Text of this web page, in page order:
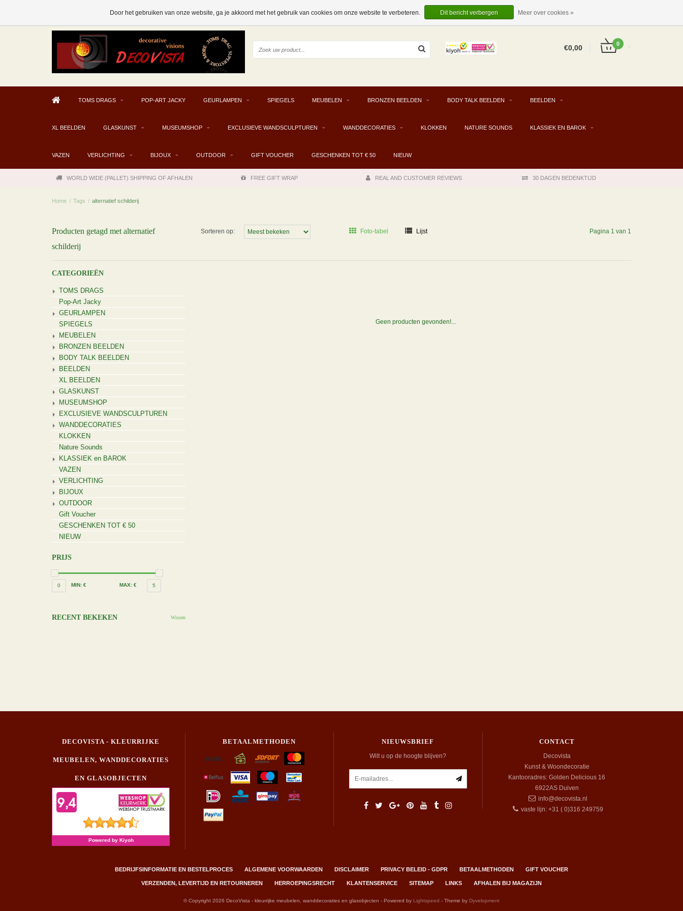
INLOGGEN
EUR
€0,00 0
TOMS DRAGS POP-ART JACKY GEURLAMPEN SPIEGELS MEUBELEN BRONZEN BEELDEN BODY TALK BEELDEN BEELDEN
XL BEELDEN GLASKUNST MUSEUMSHOP EXCLUSIEVE WANDSCULPTUREN WANDDECORATIES KLOKKEN NATURE SOUNDS KLASSIEK EN BAROK
VAZEN VERLICHTING BIJOUX OUTDOOR GIFT VOUCHER GESCHENKEN TOT € 50 NIEUW
WORLD WIDE (PALLET) SHIPPING OF AFHALEN FREE GIFT WRAP REAL AND CUSTOMER REVIEWS 30 DAGEN BEDENKTIJD
Home / Tags / alternatief schilderij
Producten getagd met alternatief
schilderij
Sorteren op: Foto-tabel Lijst Pagina 1 van 1
CATEGORIEËN
TOMS DRAGS
Pop-Art Jacky
GEURLAMPEN
SPIEGELS
MEUBELEN
BRONZEN BEELDEN
BODY TALK BEELDEN
BEELDEN
XL BEELDEN
GLASKUNST
MUSEUMSHOP
EXCLUSIEVE WANDSCULPTUREN
WANDDECORATIES
KLOKKEN
Nature Sounds
KLASSIEK en BAROK
VAZEN
VERLICHTING
BIJOUX
OUTDOOR
Gift Voucher
GESCHENKEN TOT € 50
NIEUW
PRIJS
0 MIN: € MAX: € 5
RECENT BEKEKEN Wissen
Geen producten gevonden!...
DECOVISTA - KLEURRIJKE
MEUBELEN, WANDDECORATIES
EN GLASOBJECTEN
BETAALMETHODEN NIEUWSBRIEF
Wilt u op de hoogte blijven?
CONTACT
Decovista
Kunst & Woondecoratie
Kantooradres: Golden Delicious 16
6922AS Duiven
info@decovista.nl
vaste lijn: +31 ( 0)316 249759
BEDRIJFSINFORMATIE EN BESTELPROCES ALGEMENE VOORWAARDEN DISCLAIMER PRIVACY BELEID - GDPR BETAALMETHODEN GIFT VOUCHER
VERZENDEN, LEVERTIJD EN RETOURNEREN HERROEPINGSRECHT KLANTENSERVICE SITEMAP LINKS AFHALEN BIJ MAGAZIJN
© Copyright 2026 DecoVista - kleurrijke meubelen, wanddecoraties en glasobjecten - Powered by Lightspeed - Theme by Dyvelopment
Door het gebruiken van onze website, ga je akkoord met het gebruik van cookies om onze website te verbeteren. Dit bericht verbergen Meer over cookies »